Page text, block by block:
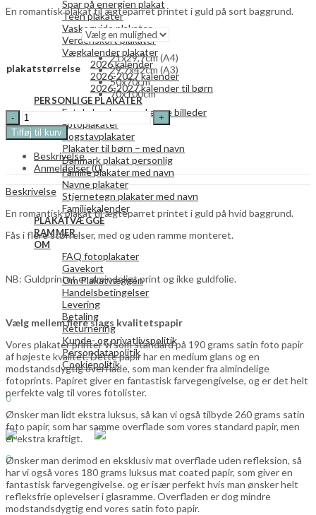
Spar på energien plakat
Teen plakater
Vaskeguide plakater
Verdenskort plakater
Vægkalender plakater
2026 kalender
2026-2027 kalender
2026-2027 kalender til børn
PERSONLIGE PLAKATER
Fotokalendere med egne billeder
Fotoplakater
Bogstavplakater
Plakater til børn – med navn
Danmark plakat personlig
Familie plakater med navn
Navne plakater
Stjernetegn plakater med navn
Familiekalender
PLAKATVÆGGE
RAMMER
OM
FAQ fotoplakater
Gavekort
Om Plakatvæggen
Handelsbetingelser
Levering
Betaling
Returnering
Kunde- og privatlivspolitik
Persondatapolitik
Cookiepolitik
Search
0
0,00
Menu
Search
0
0,00kr.
En romantisk plakat til ægteparret printet i guld på sort baggrund.
plakatstørrelse
21x29,7cm (A4)
29,7x42cm (A3)
50x70cm
70x100cm
Mr
and
Mrs
guld/hvid
plakat
quantity
Tilføj til kurv
Beskrivelse
Anmeldelser (0)
Beskrivelse
En romantisk plakat til ægteparret printet i guld på hvid baggrund.
Fås i flere størrelser, med og uden ramme monteret.
NB: Guldprintet er almindeligt print og ikke guldfolie.
Vælg mellem flere slags kvalitetspapir
Vores plakater printer vi som standard på 190 grams satin foto papir
af højeste kvalitet. Dette papir har en medium glans og en
modstandsdygtig overflade, som man kender fra almindelige
fotoprints. Papiret giver en fantastisk farvegengivelse, og er det helt
perfekte valg til vores fotolister.
Ønsker man lidt ekstra luksus, så kan vi også tilbyde 260 grams satin
foto papir, som har samme overflade som vores standard papir, men
er ekstra kraftigt.
Ønsker man derimod en eksklusiv mat overflade uden refleksion, så
har vi også vores 180 grams luksus mat coated papir, som giver en
fantastisk farvegengivelse. og er især perfekt hvis man ønsker helt
refleksfrie oplevelser i glasramme. Overfladen er dog mindre
modstandsdygtig end vores satin foto papir.